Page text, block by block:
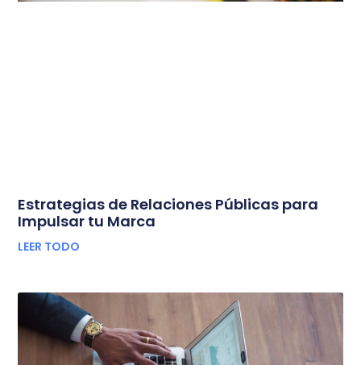
Estrategias de Relaciones Públicas para
Impulsar tu Marca
LEER TODO